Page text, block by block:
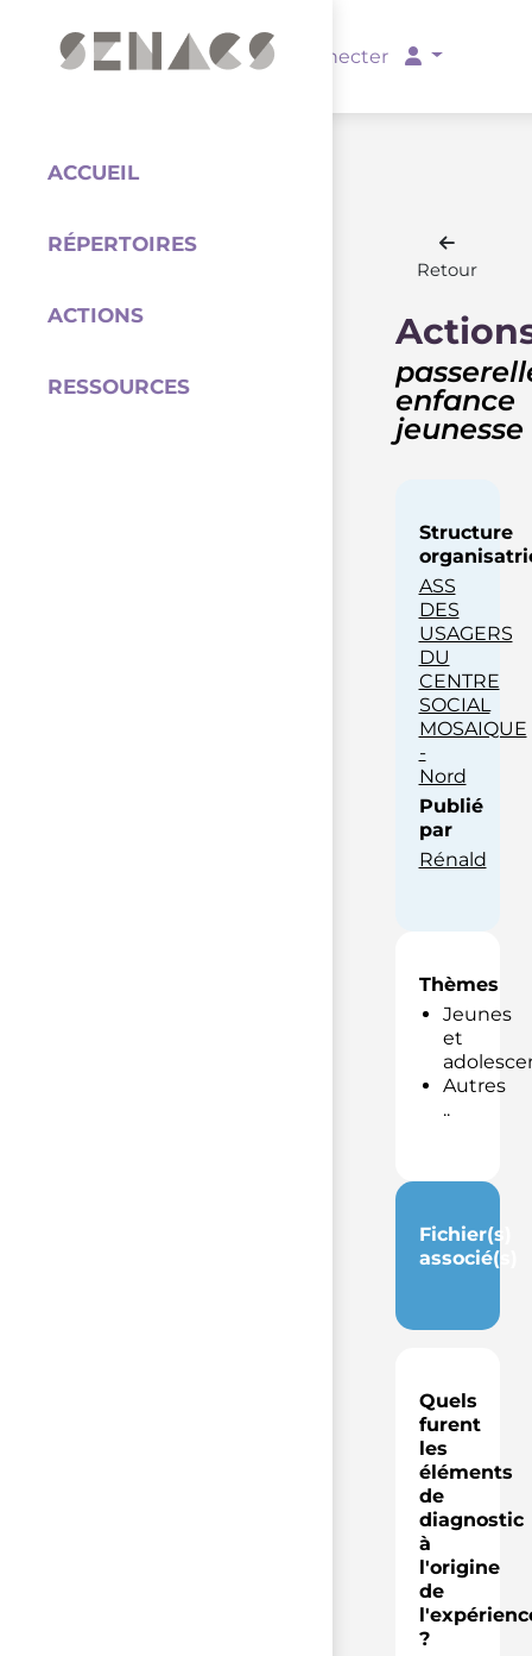
Se connecter
ACCUEIL
RÉPERTOIRES
ACTIONS
RESSOURCES
Retour
enfance
jeunesse
Structure
ASS
DES
USAGERS
DU
CENTRE
SOCIAL
MOSAIQUE
-
Nord
Publié
par
Rénald
Thèmes
Jeunes
et
Autres
..
Fichier(s)
associé(s)
Quels
furent
les
éléments
de
diagnostic
à
l'origine
de
?